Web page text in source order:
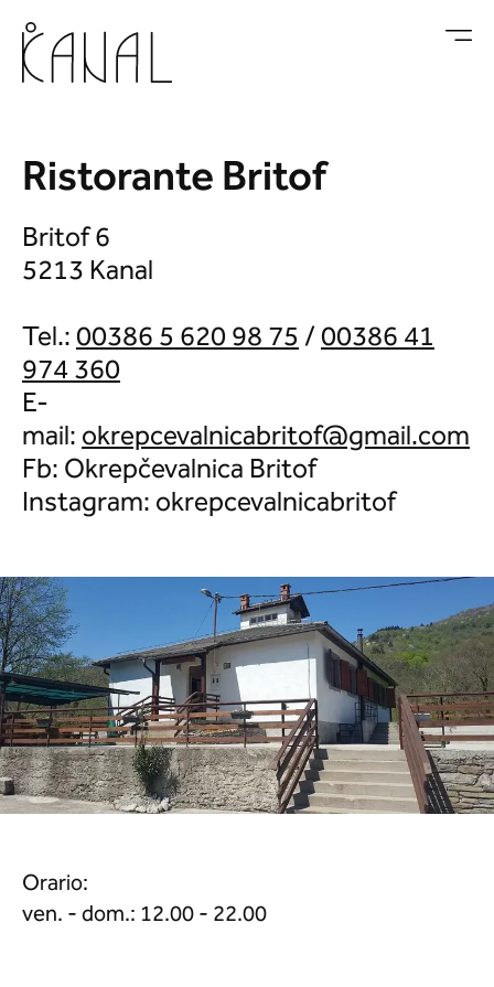
Ristorante Britof
Britof 6
5213 Kanal
Tel.:00386 5 620 98 75/00386 41
974 360
E-
mail:
Fb: Okrepčevalnica Britof
Instagram: okrepcevalnicabritof
Orario:
ven. - dom.: 12.00 - 22.00